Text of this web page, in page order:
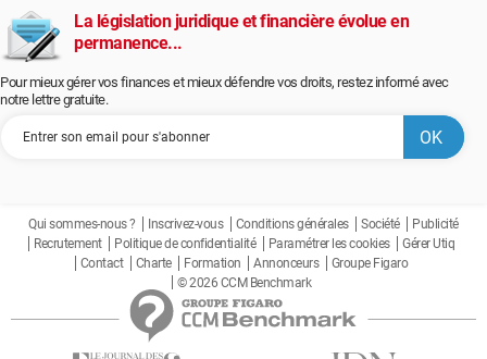
La législation juridique et financière évolue en
permanence...
Pour mieux gérer vos finances et mieux défendre vos droits, restez informé avec
notre lettre gratuite.
Qui sommes-nous ? Inscrivez-vous Conditions générales Société
Publicité
Recrutement
Politique de confidentialité Paramétrer les cookies
Gérer Utiq
Contact
Charte Formation Annonceurs
Groupe Figaro
© 2026 CCM Benchmark